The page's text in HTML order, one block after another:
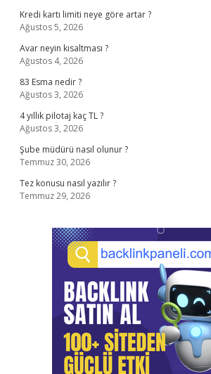
Kredi kartı limiti neye göre artar ?
Ağustos 5, 2026
Avar neyin kısaltması ?
Ağustos 4, 2026
83 Esma nedir ?
Ağustos 3, 2026
4 yıllık pilotaj kaç TL ?
Ağustos 3, 2026
Şube müdürü nasıl olunur ?
Temmuz 30, 2026
Tez konusu nasıl yazılır ?
Temmuz 29, 2026